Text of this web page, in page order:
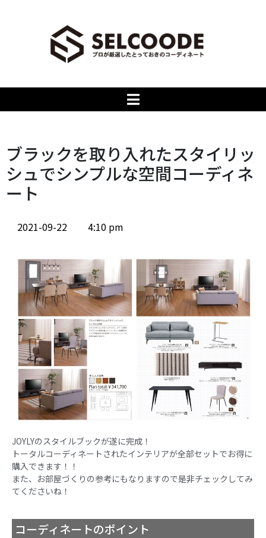
ブラックを取り入れたスタイリッ
シュでシンプルな空間コーディネ
ート
2021-09-22 4:10 pm
JOYLYのスタイルブックが遂に完成！
トータルコーディネートされたインテリアが全部セットでお得に
購入できます！！
また、お部屋づくりの参考にもなりますので是非チェックしてみ
てくださいね！
コーディネートのポイント